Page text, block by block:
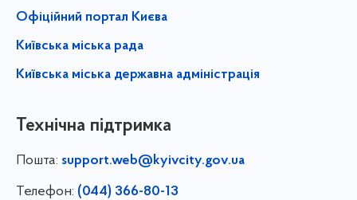
Офіційний портал Києва
Київська міська рада
Київська міська державна адміністрація
Технічна підтримка
Пошта: support.web@kyivcity.gov.ua
Телефон: (044) 366-80-13